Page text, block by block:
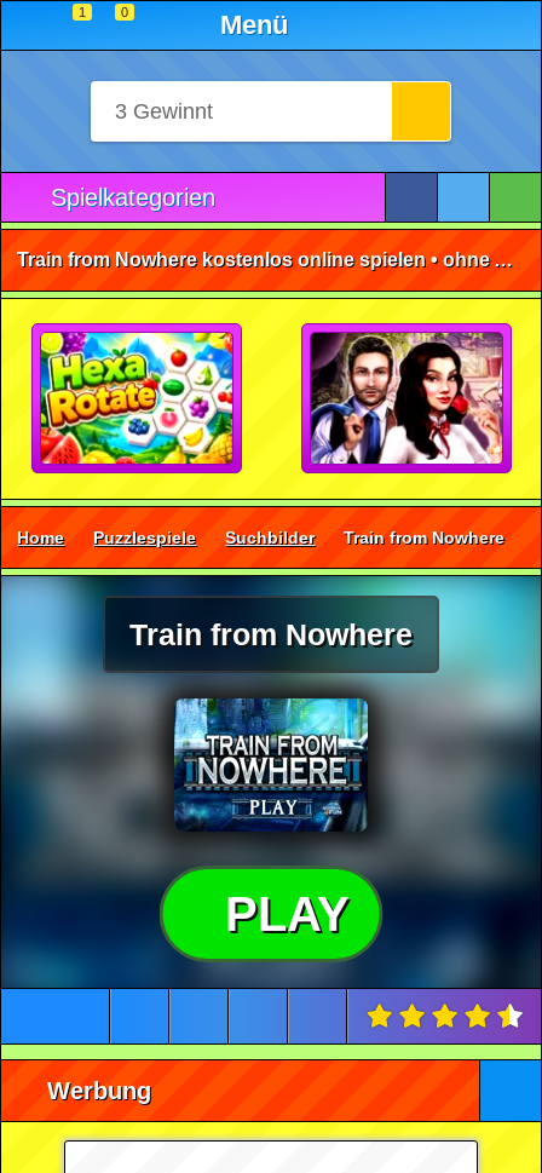
1 0 Menü
Spielkategorien
Train from Nowhere kostenlos online spielen • ohne Anmeldung 🕹️
Home Puzzlespiele Suchbilder Train from Nowhere
Train from Nowhere
PLAY
Werbung